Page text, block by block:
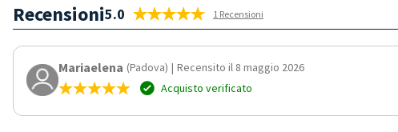
Recensioni5.0 1 Recensioni
Mariaelena (Padova) | Recensito il 8 maggio 2026
Acquisto verificato